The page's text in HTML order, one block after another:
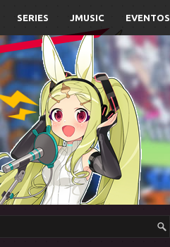
SERIES JMUSIC EVENTOS